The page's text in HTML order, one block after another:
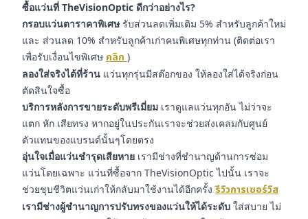
ซื้อแว่นที่ TheVisionOptic ดีกว่าอย่างไร?
กรอบแว่นตาราคาพิเศษ รับส่วนลดเพิ่มเติม 5% สำหรับลูกค้าใหม่
และ ส่วนลด 10% สำหรับลูกค้าเก่าคนพิเศษทุกท่าน (ติดต่อเรา
เพื่อรับเงื่อนไขพิเศษ คลิก )
ลองใส่จริงได้ที่ร้าน แว่นทุกรุ่นมีสต๊อกของ ให้ลองใส่ได้จริงก่อน
ตัดสินใจซื้อ
บริการหลังการขายระดับพรีเมี่ยม เราดูแลแว่นทุกอัน ไม่ว่าจะ
แตก หัก เสียทรง หากอยู่ในประกันเราจะช่วยส่งเคลมกับศูนย์
ตัวแทนของแบรนด์นั้นๆโดยตรง
อุ่นใจเมื่อแว่นชำรุดเสียหาย เรามีช่างที่ชำนาญด้านการซ่อม
แว่นโดยเฉพาะ แว่นที่ซื้อจาก TheVisionOptic ไปนั้น เราจะ
ช่วยชุบชีวิตแว่นเก่าให้กลับมาใช้งานได้อีกครั้งรีวิวการเซอร์วิส
เรามีช่างผู้ชำนาญการปรับทรงของแว่นให้ได้ระดับ ใส่สบาย ไม่